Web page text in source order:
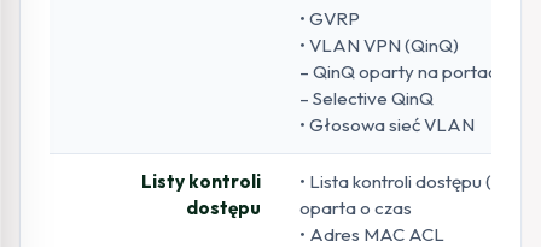
• GVRP
• VLAN VPN (QinQ)
– QinQ oparty na portach
– Selective QinQ
• Głosowa sieć VLAN
Listy kontroli
dostępu
• Lista kontroli dostępu (ACL)
oparta o czas
• Adres MAC ACL